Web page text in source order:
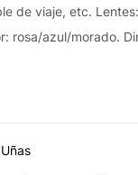
de viaje, etc. Lentes:
rosa/azul/morado.
Uñas